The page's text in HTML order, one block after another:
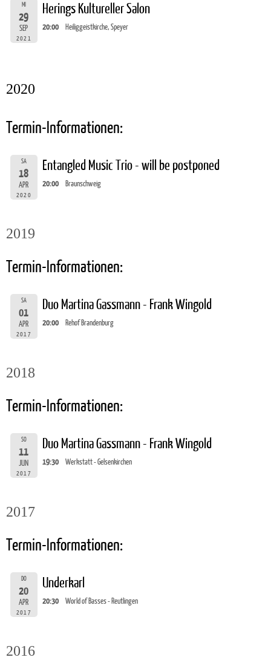
MI
29
SEP
2021
Herings Kultureller Salon
20:00 Heiliggeistkirche, Speyer
2020
Termin-Informationen:
SA
18
APR
2020
Entangled Music Trio - will be postponed
20:00 Braunschweig
2019
Termin-Informationen:
SA
01
APR
2017
Duo Martina Gassmann - Frank Wingold
20:00 Rehof Brandenburg
2018
Termin-Informationen:
SO
11
JUN
2017
Duo Martina Gassmann - Frank Wingold
19:30 Werkstatt - Gelsenkirchen
2017
Termin-Informationen:
DO
20
APR
2017
Underkarl
20:30 World of Basses - Reutlingen
2016